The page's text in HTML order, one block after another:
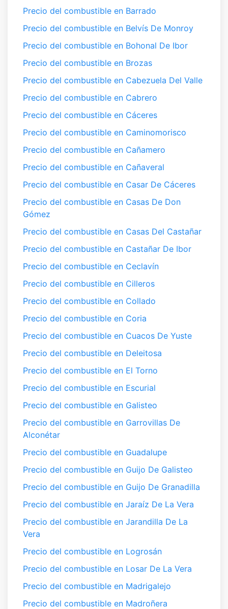
Precio del combustible en Barrado
Precio del combustible en Belvís De Monroy
Precio del combustible en Bohonal De Ibor
Precio del combustible en Brozas
Precio del combustible en Cabezuela Del Valle
Precio del combustible en Cabrero
Precio del combustible en Cáceres
Precio del combustible en Caminomorisco
Precio del combustible en Cañamero
Precio del combustible en Cañaveral
Precio del combustible en Casar De Cáceres
Precio del combustible en Casas De Don
Gómez
Precio del combustible en Casas Del Castañar
Precio del combustible en Castañar De Ibor
Precio del combustible en Ceclavín
Precio del combustible en Cilleros
Precio del combustible en Collado
Precio del combustible en Coria
Precio del combustible en Cuacos De Yuste
Precio del combustible en Deleitosa
Precio del combustible en El Torno
Precio del combustible en Escurial
Precio del combustible en Galisteo
Precio del combustible en Garrovillas De
Alconétar
Precio del combustible en Guadalupe
Precio del combustible en Guijo De Galisteo
Precio del combustible en Guijo De Granadilla
Precio del combustible en Jaraíz De La Vera
Precio del combustible en Jarandilla De La
Vera
Precio del combustible en Logrosán
Precio del combustible en Losar De La Vera
Precio del combustible en Madrigalejo
Precio del combustible en Madroñera